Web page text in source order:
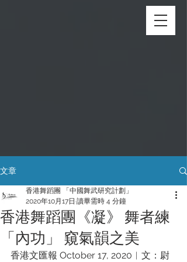
文章
香港舞蹈團《凝》 舞者練
「內功」 窺氣韻之美
香港舞蹈團 「中國舞武研究計劃」
2020年10月17日 讀畢需時 4 分鐘
香港文匯報 October 17, 2020︱文：尉